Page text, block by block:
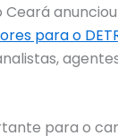
Ceará
para o
para o